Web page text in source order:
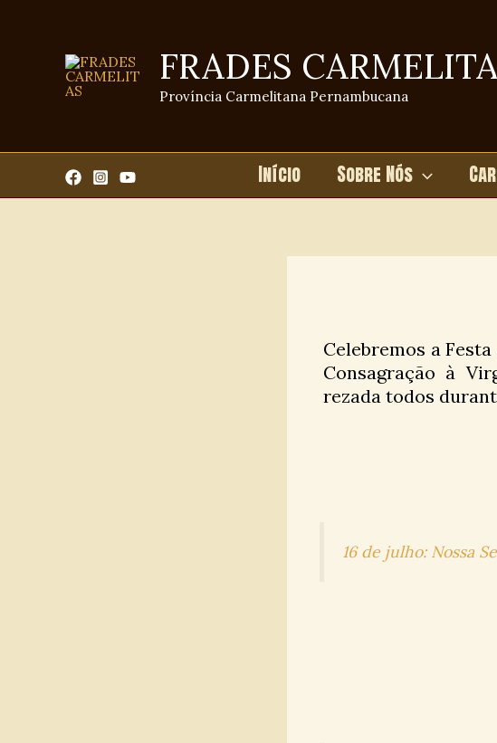
FRADES
Província Carmelitana Pernambucana
Início Sobre Nós
Celebremos a
Consagração à
rezada todos
16 de julho: Nossa